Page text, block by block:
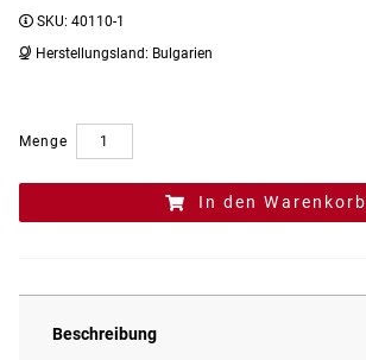
SKU: 40110-1
Herstellungsland: Bulgarien
Menge
In den Warenkorb
Beschreibung